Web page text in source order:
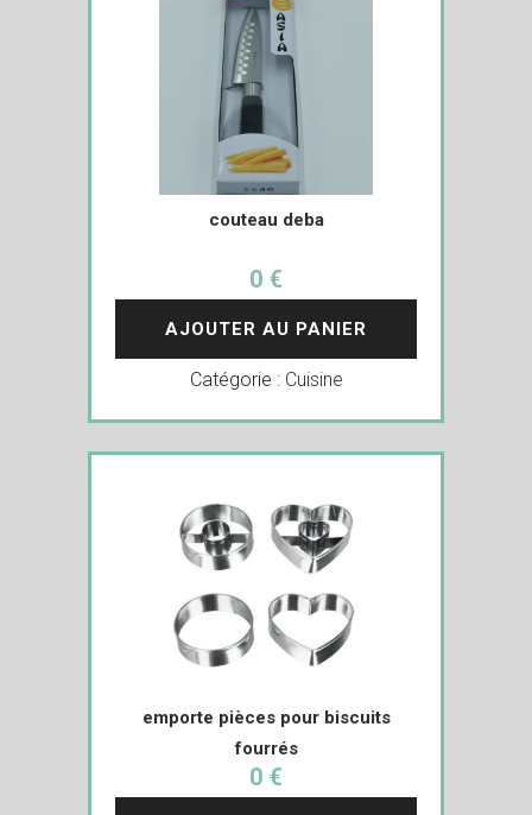
couteau deba
0 €
AJOUTER AU PANIER
Catégorie : Cuisine
emporte pièces pour biscuits
fourrés
0 €